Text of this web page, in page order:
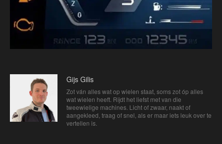
Gijs Gilis
Zot ván alles wat op wielen staat, soms zot óp alles
wat wielen heeft. Rijdt het liefst met van die
tweewielige machines. Licht of zwaar, naakt of
aangekleed, traag of snel, als er maar iets leuk over te
vertellen is.